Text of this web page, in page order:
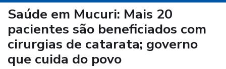
Saúde em Mucuri: Mais 20
pacientes são beneficiados com
cirurgias de catarata; governo
que cuida do povo